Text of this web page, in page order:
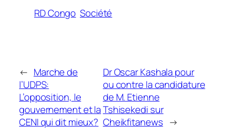
RD Congo Société
← Marche de
l’UDPS:
L’opposition, le
gouvernement et la
CENI qui dit mieux?
Dr Oscar Kashala pour
ou contre la candidature
de M. Etienne
Tshisekedi sur
Cheikfitanews →